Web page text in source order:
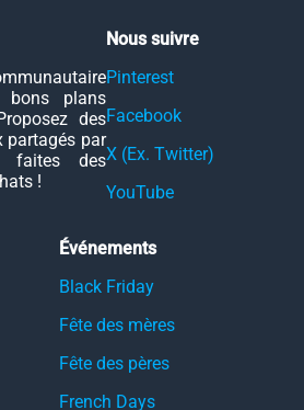
plans
des
partagés par
faites des
!
Nous suivre
Pinterest
Facebook
X (Ex. Twitter)
YouTube
Événements
Black Friday
Fête des mères
Fête des pères
French Days